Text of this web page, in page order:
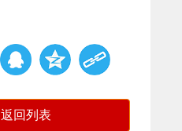
返回列表